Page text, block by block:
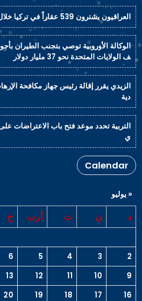
العراقيون يشترون 539 عقاراً في تركيا خلال 6 أشهر
الوكالة الأوروبية توصي بتجنب الطيران
ف الولايات المتحدة نحو 37 مليار دولار
الزيدي يقرر إقالة رئيس جهاز مكافحة
دية
التربية تحدد موعد فتح باب الاعتراضات
ي
Calendar
د ن ث أرب خ
2
3
4
5
6
9
10
11
12
13
16
17
18
19
20
« يوليو